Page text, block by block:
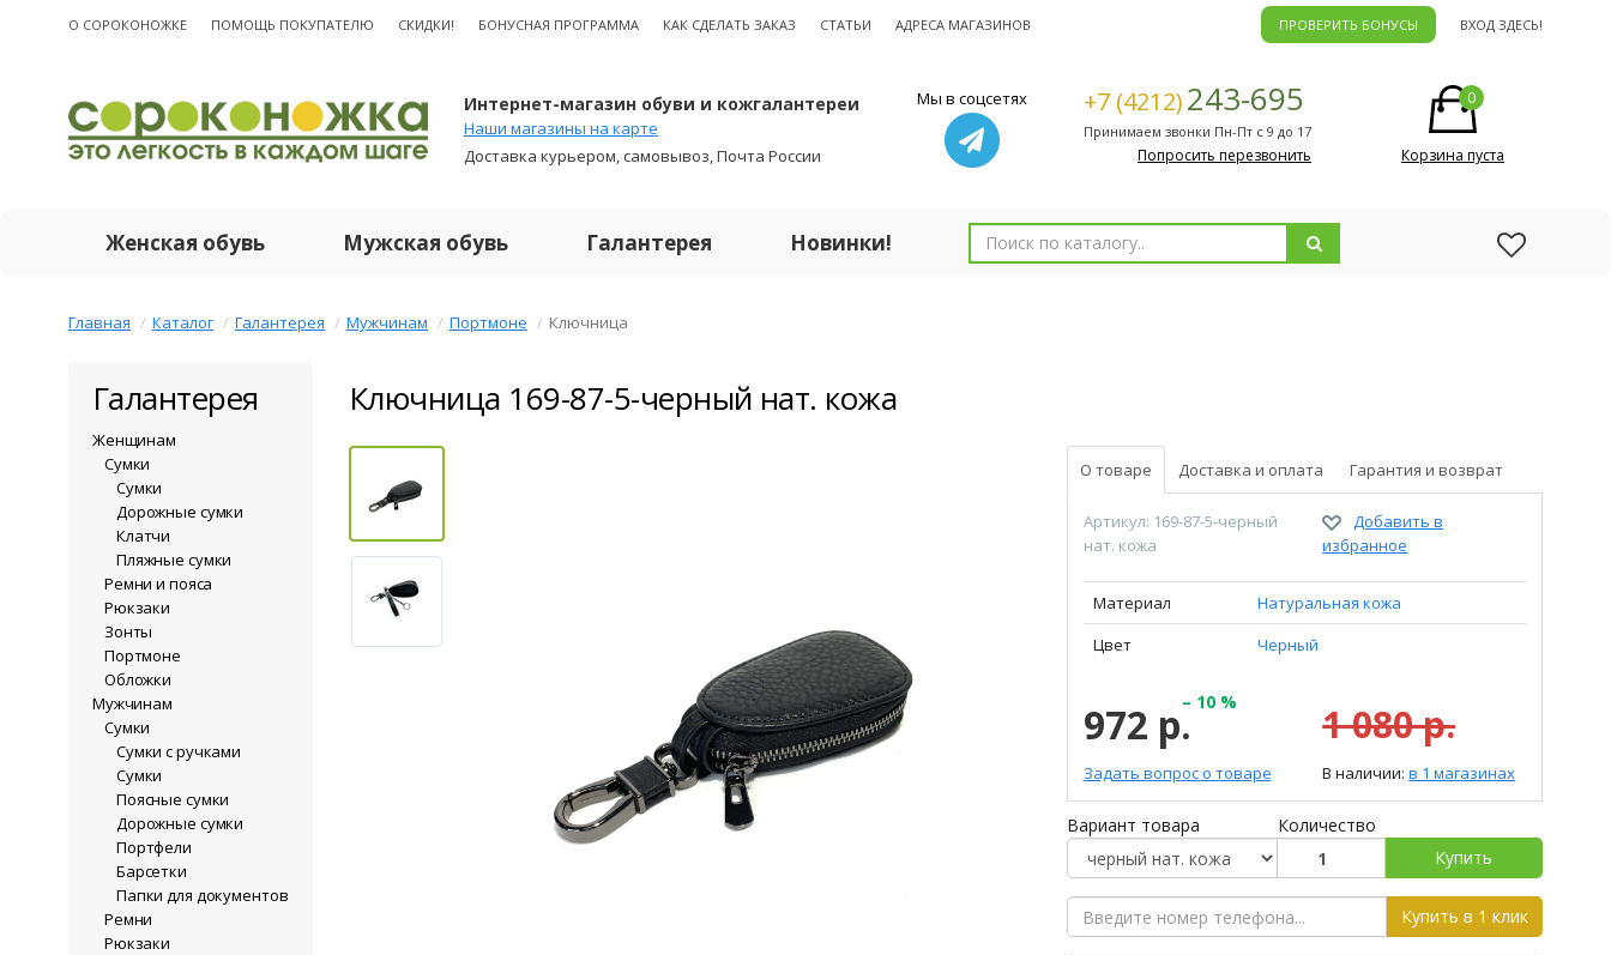
О CОРОКОНОЖКЕ ПОМОЩЬ ПОКУПАТЕЛЮ СКИДКИ! БОНУСНАЯ ПРОГРАММА КАК СДЕЛАТЬ ЗАКАЗ СТАТЬИ АДРЕСА МАГАЗИНОВ ПРОВЕРИТЬ БОНУСЫ ВХОД ЗДЕСЬ!
Интернет-магазин обуви и кожгалантереи
Наши магазины на карте
Доставка курьером, самовывоз, Почта России
Мы в соцсетях +7 (4212)243-695
Принимаем звонки Пн-Пт с 9 до 17
Попросить перезвонить
0
Корзина пуста
Женская обувь Мужская обувь Галантерея Новинки!
Главная Каталог Галантерея Мужчинам Портмоне Ключница
Галантерея
Женщинам
Сумки
Сумки
Дорожные сумки
Клатчи
Пляжные сумки
Ремни и пояса
Рюкзаки
Зонты
Портмоне
Обложки
Мужчинам
Сумки
Сумки с ручками
Сумки
Поясные сумки
Дорожные сумки
Портфели
Барсетки
Папки для документов
Ремни
Рюкзаки
Ключница 169-87-5-черный нат. кожа
О товаре Доставка и оплата Гарантия и возврат
Артикул: 169-87-5-черный
нат. кожа
Добавить в
избранное
Материал
Натуральная кожа
Цвет
Черный
972 р.– 10 %
Задать вопрос о товаре
1 080 р.
В наличии:в 1 магазинах
Вариант товара
Количество
Купить
Купить в 1 клик